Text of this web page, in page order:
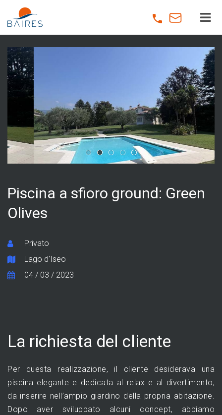
main
content
Piscina a sfioro ground: Green
Olives
Privato
Lago d'Iseo
04 / 03 / 2023
La richiesta del cliente
Per questa realizzazione, il cliente desiderava una
piscina elegante e dedicata al relax e al divertimento,
da inserire nell’ampio giardino della propria abitazione.
Dopo aver sviluppato alcuni concept, abbiamo